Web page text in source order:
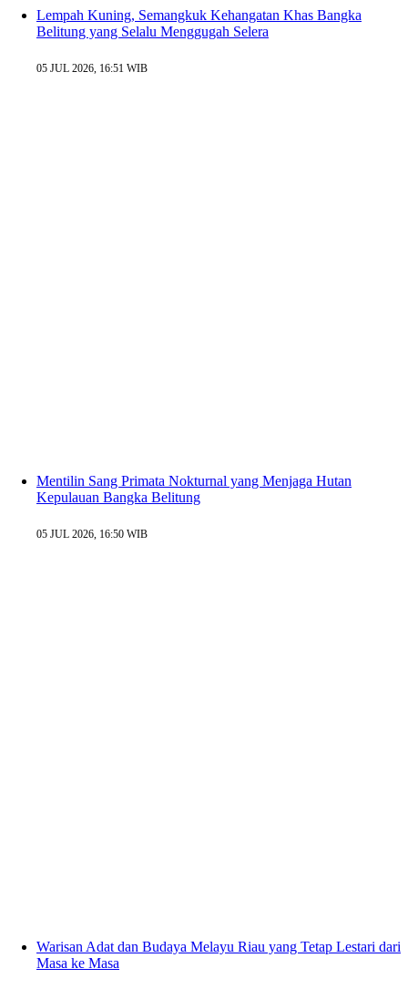
Lempah Kuning, Semangkuk Kehangatan Khas Bangka
Belitung yang Selalu Menggugah Selera
05 JUL 2026, 16:51 WIB
Mentilin Sang Primata Nokturnal yang Menjaga Hutan
Kepulauan Bangka Belitung
05 JUL 2026, 16:50 WIB
Warisan Adat dan Budaya Melayu Riau yang Tetap Lestari dari
Masa ke Masa